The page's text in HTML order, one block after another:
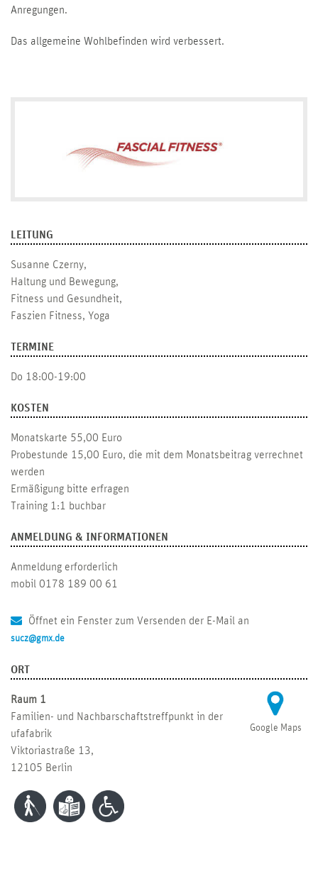
Anregungen.
Das allgemeine Wohlbefinden wird verbessert.
LEITUNG
Susanne Czerny,
Haltung und Bewegung,
Fitness und Gesundheit,
Faszien Fitness, Yoga
TERMINE
Do 18:00-19:00
KOSTEN
Monatskarte 55,00 Euro
Probestunde 15,00 Euro, die mit dem Monatsbeitrag verrechnet
werden
Ermäßigung bitte erfragen
Training 1:1 buchbar
ANMELDUNG & INFORMATIONEN
Anmeldung erforderlich
mobil 0178 189 00 61
Öffnet ein Fenster zum Versenden der E-Mail an
sucz@gmx.de
ORT
Google Maps
Raum 1
Familien- und Nachbarschaftstreffpunkt in der
ufafabrik
Viktoriastraße 13,
12105 Berlin